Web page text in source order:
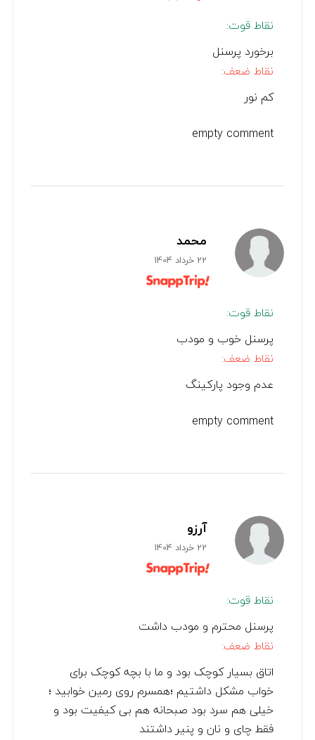
نقاط قوت:
برخورد پرسنل
نقاط ضعف:
کم نور
empty comment
محمد
22 خرداد 1404
نقاط قوت:
پرسنل خوب و مودب
نقاط ضعف:
عدم وجود پارکینگ
empty comment
آرزو
22 خرداد 1404
نقاط قوت:
پرسنل محترم و مودب داشت
نقاط ضعف:
اتاق بسیار کوچک بود و ما با بچه کوچک برای
خواب مشکل داشتیم ؛همسرم روی رمین خوابید ؛
خیلی هم سرد بود صبحانه هم بی کیفیت بود و
فقط چای و نان و پنیر داشتند